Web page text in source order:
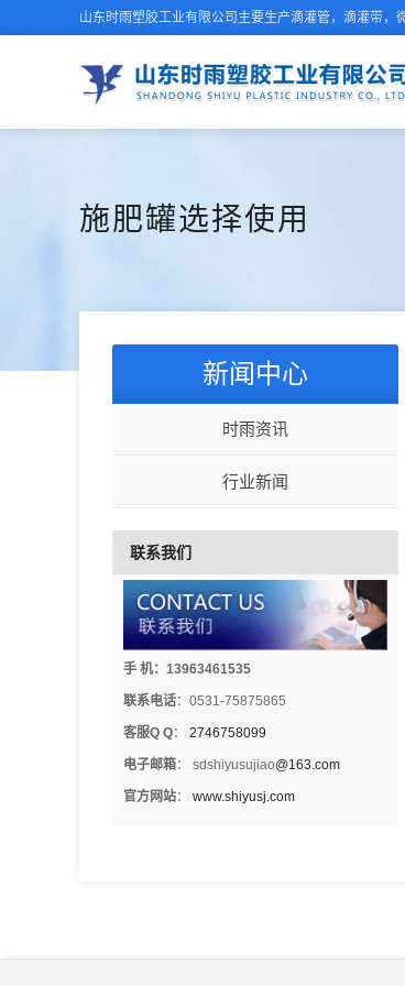
山东时雨塑胶工业有限公司主要生产滴灌管，滴灌带
施肥罐选择使用
新闻中心
时雨资讯
行业新闻
联系我们
手 机：13963461535
联系电话：0531-75875865
客服Q Q： 2746758099
电子邮箱： sdshiyusujiao@163.com
官方网站： www.shiyusj.com